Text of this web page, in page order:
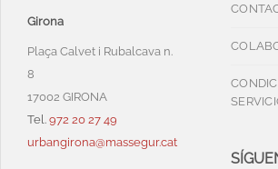
Girona
Plaça Calvet i Rubalcava n.
8
17002 GIRONA
Tel. 972 20 27 49
urbangirona@massegur.cat